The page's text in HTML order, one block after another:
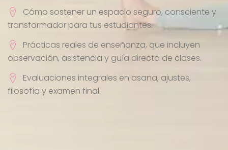
Cómo sostener un espacio seguro, consciente y
transformador para tus estudiantes.
Prácticas reales de enseñanza, que incluyen
observación, asistencia y guía directa de clases.
Evaluaciones integrales en asana, ajustes,
filosofía y examen final.